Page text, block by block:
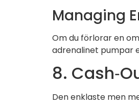
Managing
Om du förlorar en
adrenalinet pumpar
8.
Den enklaste men